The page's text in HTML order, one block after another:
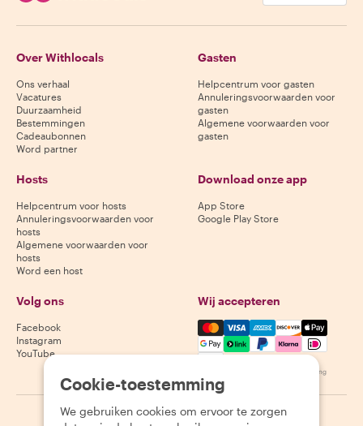
Over Withlocals
Ons verhaal
Vacatures
Duurzaamheid
Bestemmingen
Cadeaubonnen
Word partner
Gasten
Helpcentrum voor gasten
Annuleringsvoorwaarden voor
gasten
Algemene voorwaarden voor
gasten
Hosts
Helpcentrum voor hosts
Annuleringsvoorwaarden voor
hosts
Algemene voorwaarden voor
hosts
Word een host
Download onze app
App Store
Google Play Store
Volg ons
Facebook
Instagram
YouTube
Wij accepteren
Mastercard, Visa, Amex,
Beschikbaarheid varieert per bestemming
2026 Withlocals.com Privacybeleid Cookies
Cookie-toestemming
We gebruiken cookies om ervoor te zorgen